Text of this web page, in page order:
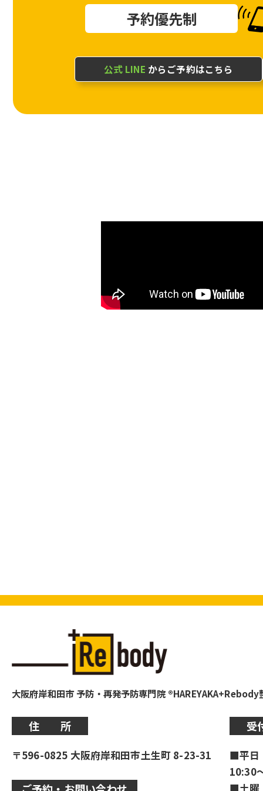
予約優先制
公式 LINE からご予約はこちら
大阪府岸和田市 予防・再発予防専門院 ®HAREYAKA+Rebody
住 所
〒596-0825 大阪府岸和田市土生町 8-23-31
受
■平日
10:30
■土曜